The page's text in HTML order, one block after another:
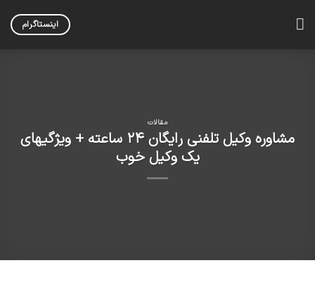
اینستاگرام
مقالات
مشاوره وکیل تلفنی رایگان ۲۴ ساعته + ویژگیهای
یک وکیل خوب